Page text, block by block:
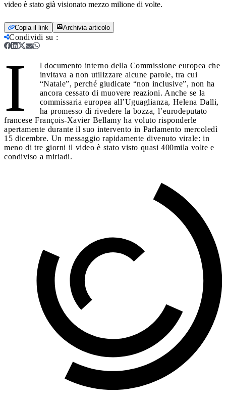
video è stato già visionato mezzo milione di volte.
Copia il link Archivia articolo
Condividi su :
I
l documento interno della Commissione europea che
invitava a non utilizzare alcune parole, tra cui
“Natale”, perché giudicate “non inclusive”, non ha
ancora cessato di muovere reazioni. Anche se la
commissaria europea all’Uguaglianza, Helena Dalli,
ha promesso di rivedere la bozza, l’eurodeputato
francese François-Xavier Bellamy ha voluto risponderle
apertamente durante il suo intervento in Parlamento mercoledì
15 dicembre. Un messaggio rapidamente divenuto virale: in
meno di tre giorni il video è stato visto quasi 400mila volte e
condiviso a miriadi.